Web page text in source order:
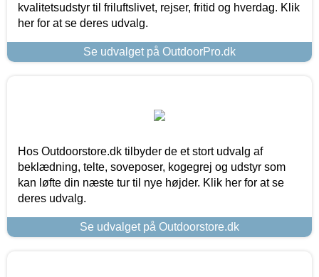
kvalitetsudstyr til friluftslivet, rejser, fritid og hverdag. Klik
her for at se deres udvalg.
Se udvalget på OutdoorPro.dk
Hos Outdoorstore.dk tilbyder de et stort udvalg af
beklædning, telte, soveposer, kogegrej og udstyr som
kan løfte din næste tur til nye højder. Klik her for at se
deres udvalg.
Se udvalget på Outdoorstore.dk